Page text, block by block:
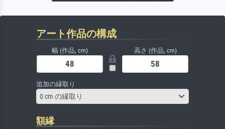
アート作品の構成
幅 (作品, cm) 高さ (作品, cm)
追加の縁取り
0 cm の縁取り
額縁